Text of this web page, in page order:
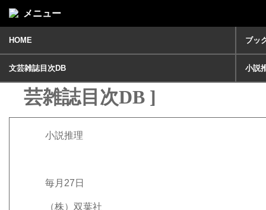
メニュー
HOME ブッ
文芸雑誌目次DB 小説
小説推理2021年11月号 [ 文
芸雑誌目次DB ]
小説推理
毎月27日
（株）双葉社